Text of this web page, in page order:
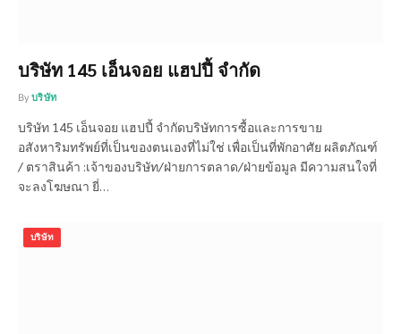
บริษัท 145 เอ็นจอย แฮปปี้ จำกัด
By บริษัท
บริษัท 145 เอ็นจอย แฮปปี้ จำกัดบริษัทการซื้อและการขาย
อสังหาริมทรัพย์ที่เป็นของตนเองที่ไม่ใช่ เพื่อเป็นที่พักอาศัย ผลิตภัณฑ์
/ ตราสินค้า :เจ้าของบริษัท/ฝ่ายการตลาด/ฝ่ายข้อมูล มีความสนใจที่
จะลงโฆษณา ยี่…
บริษัท